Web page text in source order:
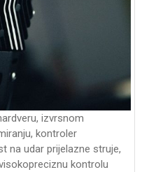
izvrsnom
kontroler
na udar prijelazne struje,
kontrolu